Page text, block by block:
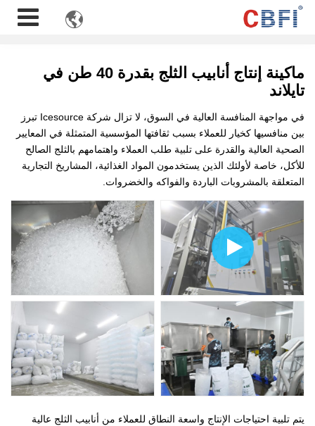

ماكينة إنتاج أنابيب الثلج بقدرة 40 طن في
تايلاند
في مواجهة المنافسة العالية في السوق، لا تزال شركة Icesource تبرز
بين منافسيها كخيار للعملاء بسبب ثقافتها المؤسسية المتمثلة في المعايير
الصحية العالية والقدرة على تلبية طلب العملاء واهتمامهم بالثلج الصالح
للأكل، خاصة لأولئك الذين يستخدمون المواد الغذائية، المشاريخ التجارية
المتعلقة بالمشروبات الباردة والفواكه والخضروات.
يتم تلبية احتياجات الإنتاج واسعة النطاق للعملاء من أنابيب الثلج عالية